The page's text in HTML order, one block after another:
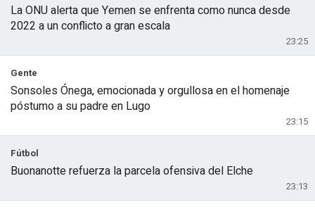
23:25
La ONU alerta que Yemen se enfrenta como nunca desde
2022 a un conflicto a gran escala
23:15
Gente
Sonsoles Ónega, emocionada y orgullosa en el homenaje
póstumo a su padre en Lugo
23:13
Fútbol
Buonanotte refuerza la parcela ofensiva del Elche